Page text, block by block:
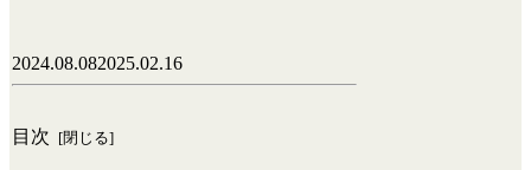
2024.08.082025.02.16
目次